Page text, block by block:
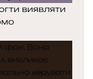
виявляти